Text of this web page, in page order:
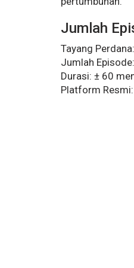
Jumlah
Tayang
Jumlah
Durasi: ± 60
Platform